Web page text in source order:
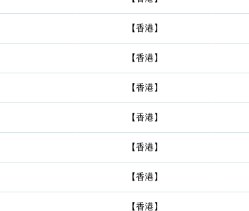
【香港】
【香港】
【香港】
【香港】
【香港】
【香港】
【香港】